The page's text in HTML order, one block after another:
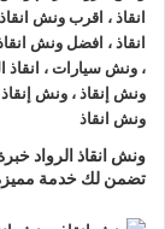
ما يميزنا عن غيرنا
عام 2002
لبناء جسور من
السيارات
اسرعونشتضمن لك خدمة